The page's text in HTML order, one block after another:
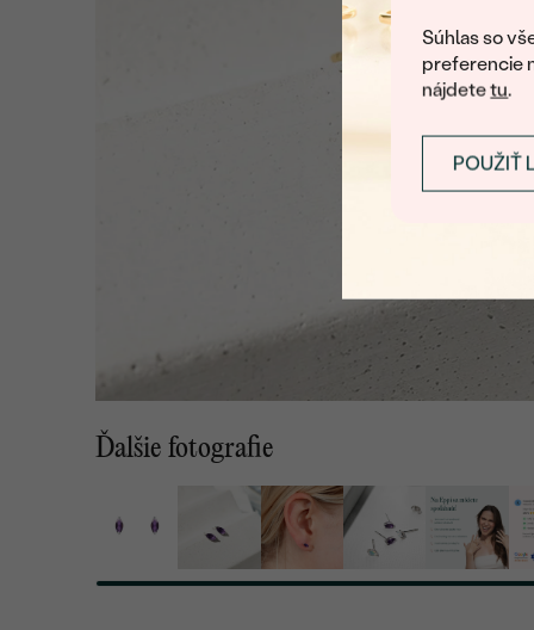
Súhlas so
preferencie
nájdetetu.
POUŽIŤ
Ďalšie fotografie